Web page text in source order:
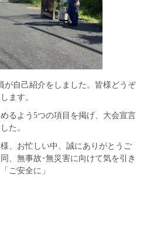
が自己紹介をしました。皆様どうぞ
ます。
るよう5つの項目を掲げ、大会宣言
た。
、お忙しい中、誠にありがとうご
、無事故･無災害に向けて気を引き
ご安全に」